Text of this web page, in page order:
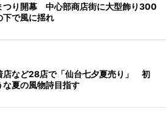
つり開幕 中心部商店街に大型飾り300
下で風に揺れ
店など28店で「仙台七夕夏売り」 初
な夏の風物詩目指す